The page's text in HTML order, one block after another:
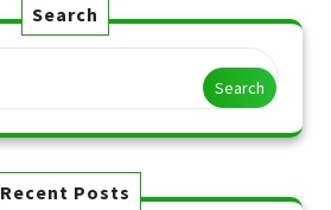
Search
Search
Recent Posts